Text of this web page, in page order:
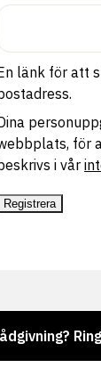
länk för att
för
beskrivs i vår
Registrera
Ring